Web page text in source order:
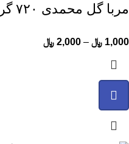
مربا گل محمدی ۷۲۰ گرمی خوشاب
1,000 ﷼ –
2,000 ﷼